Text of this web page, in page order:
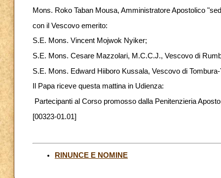
Mons. Roko Taban Mousa, Amministratore Apostolico
con il Vescovo emerito:
S.E. Mons. Vincent Mojwok Nyiker;
S.E. Mons. Cesare Mazzolari, M.C.C.J., Vescovo di
S.E. Mons. Edward Hiiboro Kussala, Vescovo di
Il Papa riceve questa mattina in Udienza:
Partecipanti al Corso promosso dalla Penitenzieria
[00323-01.01]
RINUNCE E NOMINE